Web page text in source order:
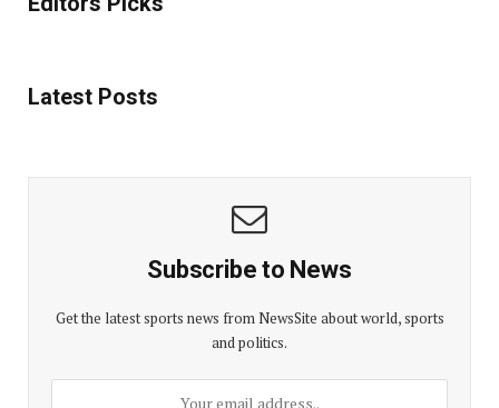
Latest Posts
Subscribe to News
Get the latest sports news from NewsSite about world, sports
and politics.